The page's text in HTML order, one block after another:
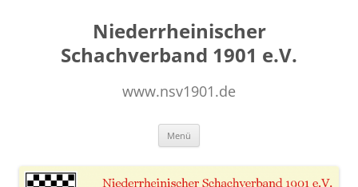
Niederrheinischer
Schachverband 1901 e.V.
www.nsv1901.de
Menü